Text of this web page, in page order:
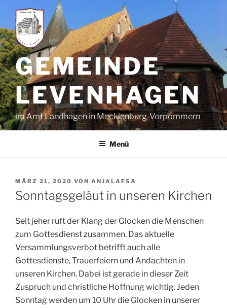
Inhalt
springen
GEMEINDE
LEVENHAGEN
im Amt Landhagen in Mecklenburg-Vorpommern
Menü
VERÖFFENTLICHT
AM
MÄRZ 21, 2020 VON ANJALAFSA
Sonntagsgeläut in unseren Kirchen
Seit jeher ruft der Klang der Glocken die Menschen
zum Gottesdienst zusammen. Das aktuelle
Versammlungsverbot betrifft auch alle
Gottesdienste, Trauerfeiern und Andachten in
unseren Kirchen. Dabei ist gerade in dieser Zeit
Zuspruch und christliche Hoffnung wichtig. Jeden
Sonntag werden um 10 Uhr die Glocken in unserer